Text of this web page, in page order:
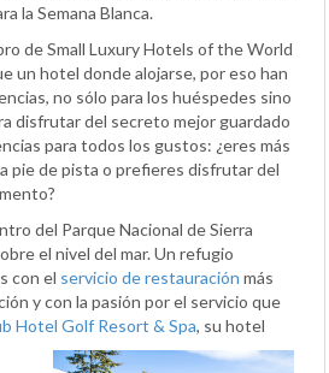
la Semana Blanca.
de Small Luxury Hotels of the World
un hotel donde alojarse, por eso han
no sólo para los huéspedes sino
disfrutar del secreto mejor guardado
para todos los gustos: ¿eres más
pie de pista o prefieres disfrutar del
del Parque Nacional de Sierra
el nivel del mar. Un refugio
con el servicio de restauración más
y con la pasión por el servicio que
Hotel Golf Resort & Spa, su hotel